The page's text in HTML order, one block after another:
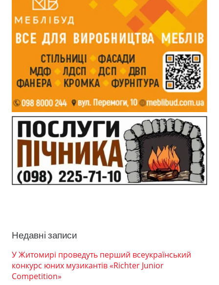
Недавні записи
У Житомирі проведуть перший всеукраїнський
конкурс юних музикантів «Richter Junior
Competition»